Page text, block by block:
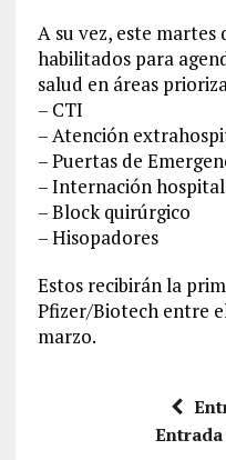
A su vez, este martes
habilitados para
salud en áreas
– CTI
– Atención
– Puertas de
– Internación
– Block quirúrgico
– Hisopadores
Estos recibirán la
Pfizer/Biotech entre
marzo.